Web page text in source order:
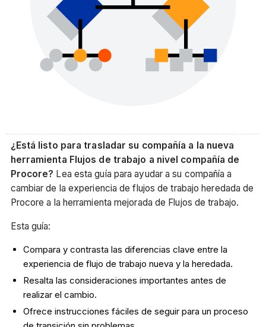
¿Está listo para trasladar su compañía a la nueva
herramienta Flujos de trabajo a nivel compañía de
Procore? Lea esta guía para ayudar a su compañía a
cambiar de la experiencia de flujos de trabajo heredada de
Procore a la herramienta mejorada de Flujos de trabajo.
Esta guía:
Compara y contrasta las diferencias clave entre la
experiencia de flujo de trabajo nueva y la heredada.
Resalta las consideraciones importantes antes de
realizar el cambio.
Ofrece instrucciones fáciles de seguir para un proceso